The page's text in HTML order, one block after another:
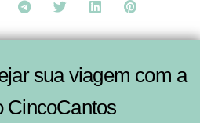
sua viagem com a
CincoCantos